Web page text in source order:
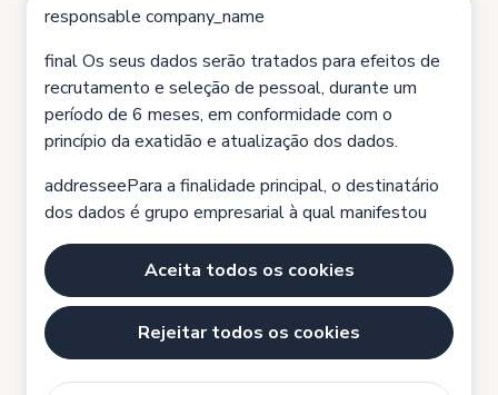
interpessoal
Proatividade e capacidade de
identificar oportunidades de melhoria
Domínio do Excel e Power BI
Conhecimento de software de ERP
SAP (preferencial)
Domínio da Língua Portuguesa e
bons conhecimentos de Inglês
responsable company_name
final Os seus dados serão tratados para efeitos de
recrutamento e seleção de pessoal, durante um
período de 6 meses, em conformidade com o
princípio da exatidão e atualização dos dados.
addresseePara a finalidade principal, o destinatário
dos dados é grupo empresarial à qual manifestou
interesse e submeteu a sua candidatura.
rights Tem o direito de obter confirmação sobre se
os seus dados pessoais estão a ser tratados, bem
como o direito de aceder aos mesmos, solicitar a sua
retificação ou eliminação, e apresentar reclamação
Aceita todos os cookies
Rejeitar todos os cookies